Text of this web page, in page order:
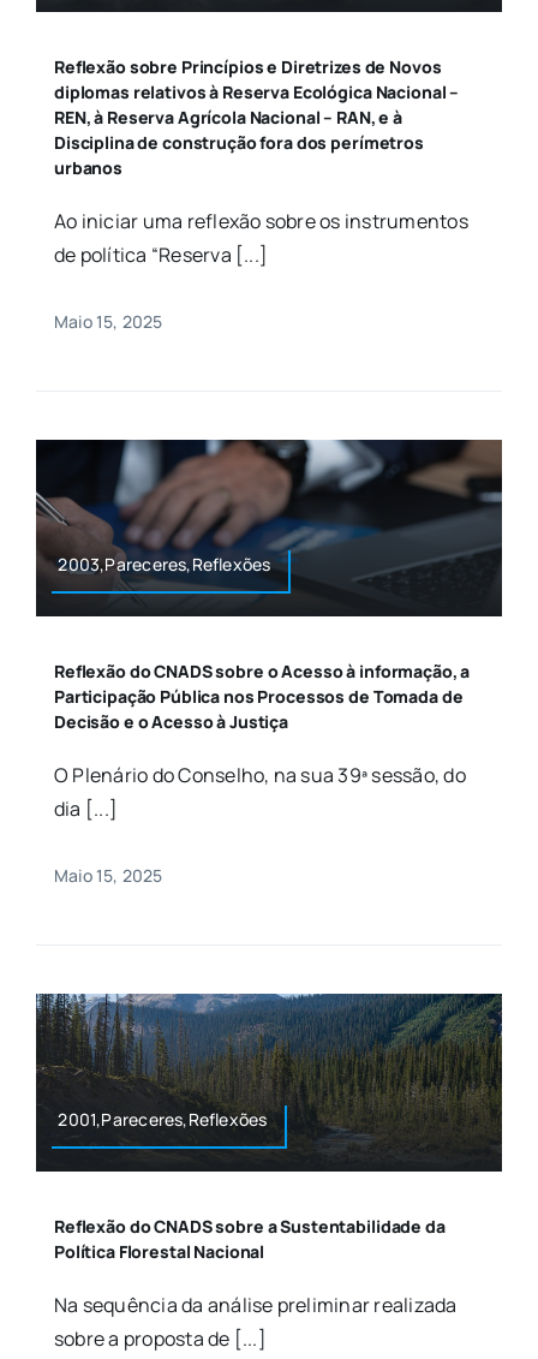
Reflexão sobre Princípios e Diretrizes de Novos
diplomas relativos à Reserva Ecológica Nacional –
REN, à Reserva Agrícola Nacional – RAN, e à
Disciplina de construção fora dos perímetros
urbanos
Ao iniciar uma reflexão sobre os instrumentos
de política “Reserva [...]
Maio 15, 2025
2003,Pareceres,Reflexões
Reflexão do CNADS sobre o Acesso à informação, a
Participação Pública nos Processos de Tomada de
Decisão e o Acesso à Justiça
O Plenário do Conselho, na sua 39ª sessão, do
dia [...]
Maio 15, 2025
2001,Pareceres,Reflexões
Reflexão do CNADS sobre a Sustentabilidade da
Política Florestal Nacional
Na sequência da análise preliminar realizada
sobre a proposta de [...]